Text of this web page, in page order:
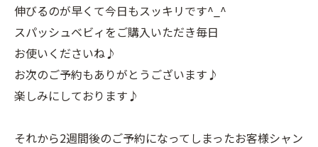
伸びるのが早くて今日もスッキリです^_^
スパッシュベビィをご購入いただき毎日
お使いくださいね♪
お次のご予約もありがとうございます♪
楽しみにしております♪
それから2週間後のご予約になってしまったお客様シャン